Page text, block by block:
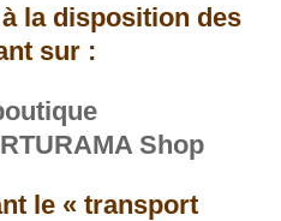
la disposition des
sur :
Shop
le « transport